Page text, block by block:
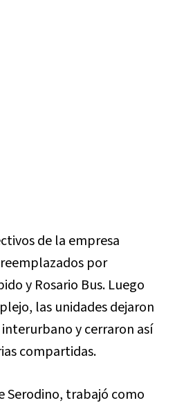
de la empresa
por
y Rosario Bus. Luego
las unidades dejaron
y cerraron así
compartidas.
Serodino, trabajó como